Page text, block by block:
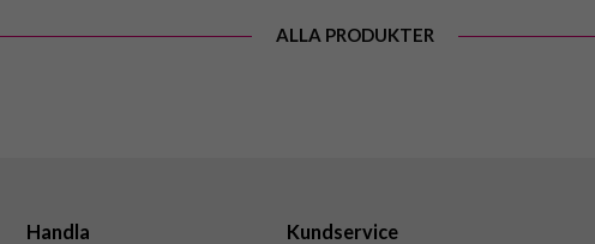
ALLA PRODUKTER
Handla Kundservice